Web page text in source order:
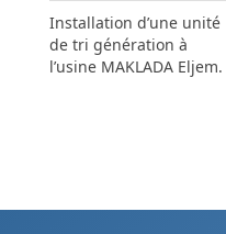
Installation d’une unité
de tri génération à
l’usine MAKLADA Eljem.